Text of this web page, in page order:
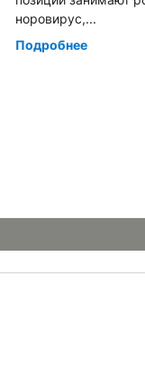
норовирус,...
Подробнее